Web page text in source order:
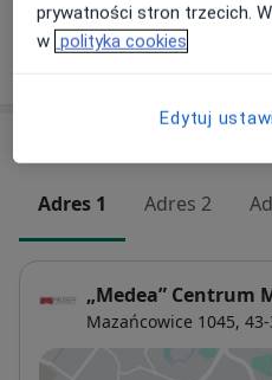
W jaki sposób ustalane
Adres 1 Adres 2
„Medea” Centrum
Mazańcowice 1045, 43-
prywatności stron trzecich.
w polityka cookies
Edytuj